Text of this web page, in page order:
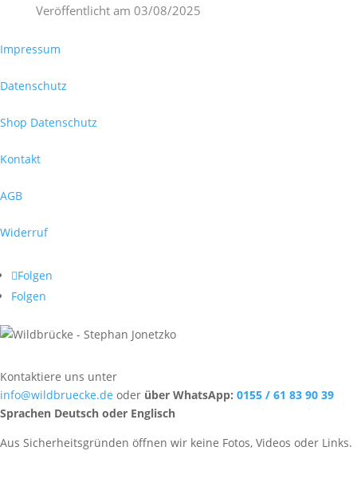
Veröffentlicht am 03/08/2025
Impressum
Datenschutz
Shop Datenschutz
Kontakt
AGB
Widerruf
Folgen
Folgen
Kontaktiere uns unter
info@wildbruecke.de oder über WhatsApp: 0155 / 61 83 90 39
Sprachen Deutsch oder Englisch
Aus Sicherheitsgründen öffnen wir keine Fotos, Videos oder Links.